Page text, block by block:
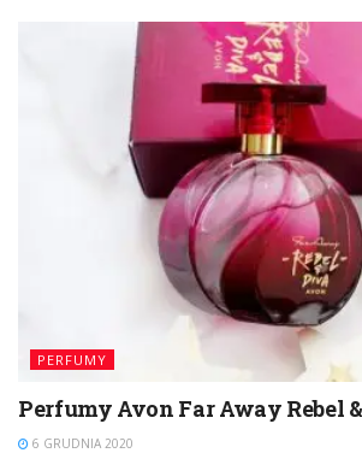
PERFUMY
Perfumy Avon Far Away Rebel
6 GRUDNIA 2020